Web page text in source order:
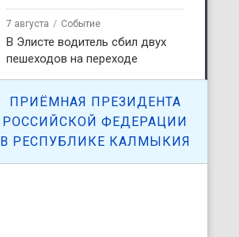
7 августа Событие
В Элисте водитель сбил двух
пешеходов на переходе
ПРИЁМНАЯ ПРЕЗИДЕНТА
РОССИЙСКОЙ ФЕДЕРАЦИИ
В РЕСПУБЛИКЕ КАЛМЫКИЯ